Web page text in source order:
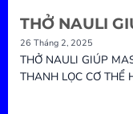
THỞ NAULI
26 Tháng 2, 2025
THỞ NAULI GIÚP
THANH LỌC CƠ THỂ